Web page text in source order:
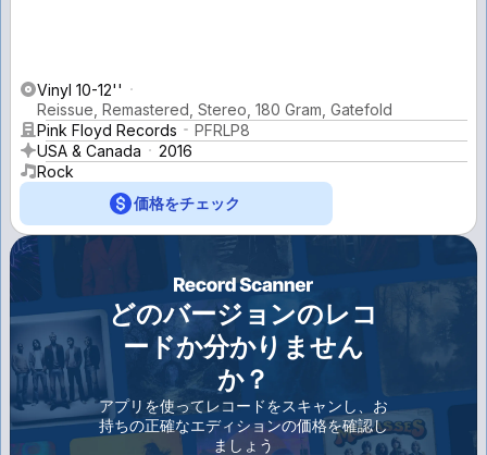
Vinyl 10-12''
Reissue, Remastered, Stereo, 180 Gram, Gatefold
Pink Floyd Records
PFRLP8
USA & Canada
2016
Rock
価格をチェック
どのバージョンのレコ
ードか分かりません
か？
アプリを使ってレコードをスキャンし、お
持ちの正確なエディションの価格を確認し
ましょう